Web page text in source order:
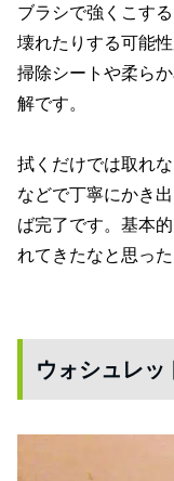
ブラシで強くこす
壊れたりする可能
掃除シートや柔ら
解です。
拭くだけでは取れ
などで丁寧にかき
ば完了です。基本
れてきたなと思っ
ウォシュレッ